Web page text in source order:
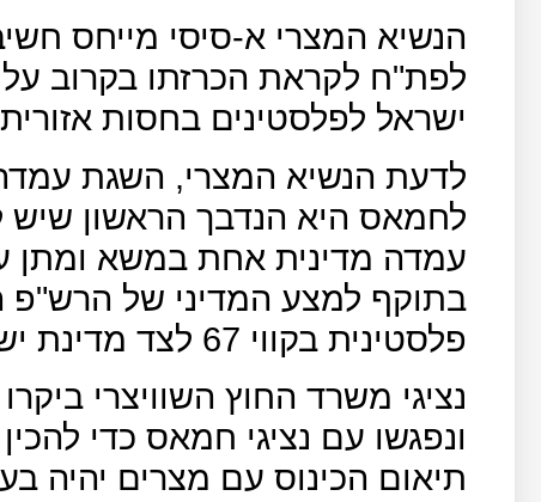
הנשיא המצרי א-סיסי מייחס
לפת"ח לקראת הכרזתו בקרוב
ישראל לפלסטינים בחסות
לדעת הנשיא המצרי, השגת
לחמאס היא הנדבך הראשון שיש
עמדה מדינית אחת במשא
בתוקף למצע המדיני של
פלסטינית בקווי 67 לצד מדינת ישראל.
נציגי משרד החוץ השוויצרי
ונפגשו עם נציגי חמאס כדי
תיאום הכינוס עם מצרים יהיה